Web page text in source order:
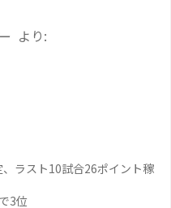
より:
ラスト10試合26ポイント稼
3位